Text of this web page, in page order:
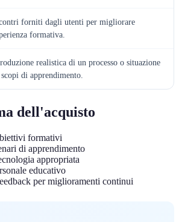
forniti dagli utenti per migliorare
formativa.
realistica di un processo o situazione
di apprendimento.
dell'acquisto
formativi
di apprendimento
appropriata
educativo
per miglioramenti continui